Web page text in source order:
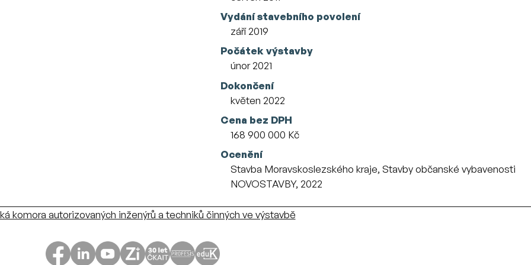
Vydání stavebního povolení
září 2019
Počátek výstavby
únor 2021
Dokončení
květen 2022
Cena bez DPH
168 900 000 Kč
Ocenění
Stavba Moravskoslezského kraje, Stavby občanské vybavenosti
NOVOSTAVBY, 2022
komora autorizovaných inženýrů a techniků činných ve výstavbě
ČKAIT na sociálních sítích